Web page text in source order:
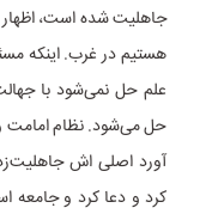
جاهلیت شده است،
هستیم در غرب. اینکه
علم حل نمی‌شود با
حل می‌شود. نظام امامت
آورد اصلی اش
کرد و دعا کرد و جامعه